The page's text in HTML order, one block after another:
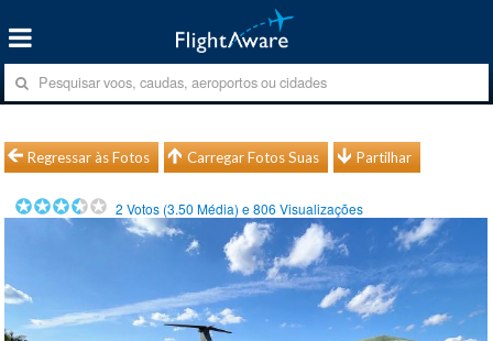
Regressar às Fotos Carregar Fotos Suas Partilhar
2 Votos (3.50 Média) e806 Visualizações